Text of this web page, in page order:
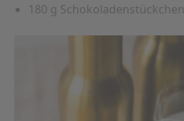
180 g Schokoladenstückchen